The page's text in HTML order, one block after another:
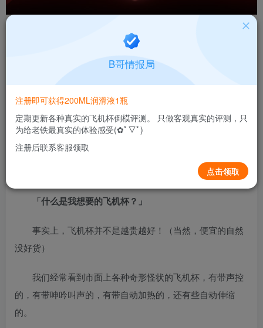
【宽松慢玩】TAISEN泰西丝飞机杯名器评测—阿
阿B评测
1个月前更新
0 3721 11
「什么是我想要的飞机杯？ 」
事实上，飞机杯并不是越贵越好！（当然，便宜的自然
没好货）
我们经常看到市面上各种奇形怪状的飞机杯，有带声控
的，有带呻吟叫声的，有带自动加热的，还有些自动伸缩
的。
B哥情报局
注册即可获得200ML润滑液1瓶
定期更新各种真实的飞机杯倒模评测。 只做客观真实的评测，只
为给老铁最真实的体验感受(✿ﾟ▽ﾟ)
注册后联系客服领取
点击领取